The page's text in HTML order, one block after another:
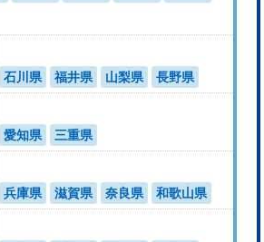
石川県 福井県 山梨県 長野県
愛知県 三重県
兵庫県 滋賀県 奈良県 和歌山県